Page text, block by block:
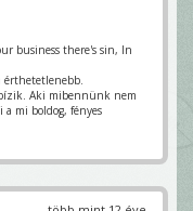
business there's sin, In
érthetetlenebb.
Aki mibennünk nem
mi boldog, fényes